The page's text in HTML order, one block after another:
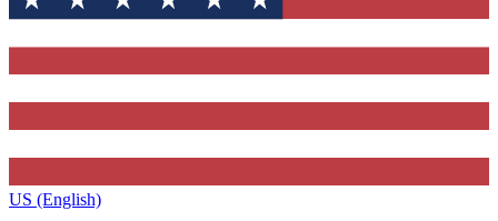
US (English)